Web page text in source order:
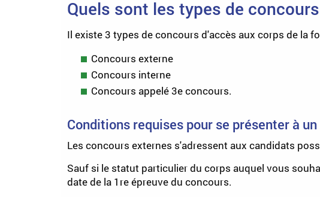
Quels sont les types de
Il existe 3 types de concours d'accès aux corps de la
Concours externe
Concours interne
Concours appelé 3econcours.
Conditions requises pour se présenter à
Les concours externes s'adressent aux candidats
Sauf si le statut particulier du corps auquel vous
date de la 1 reépreuve du concours.